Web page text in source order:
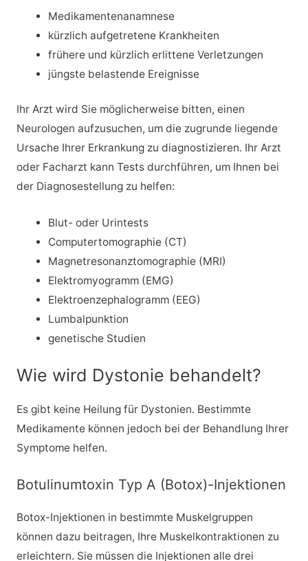
Medikamentenanamnese
kürzlich aufgetretene Krankheiten
frühere und kürzlich erlittene Verletzungen
jüngste belastende Ereignisse
Ihr Arzt wird Sie möglicherweise bitten, einen
Neurologen aufzusuchen, um die zugrunde liegende
Ursache Ihrer Erkrankung zu diagnostizieren. Ihr Arzt
oder Facharzt kann Tests durchführen, um Ihnen bei
der Diagnosestellung zu helfen:
Blut- oder Urintests
Computertomographie (CT)
Magnetresonanztomographie (MRI)
Elektromyogramm (EMG)
Elektroenzephalogramm (EEG)
Lumbalpunktion
genetische Studien
Wie wird Dystonie behandelt?
Es gibt keine Heilung für Dystonien. Bestimmte
Medikamente können jedoch bei der Behandlung Ihrer
Symptome helfen.
Botulinumtoxin Typ A (Botox)-Injektionen
Botox-Injektionen in bestimmte Muskelgruppen
können dazu beitragen, Ihre Muskelkontraktionen zu
erleichtern. Sie müssen die Injektionen alle drei